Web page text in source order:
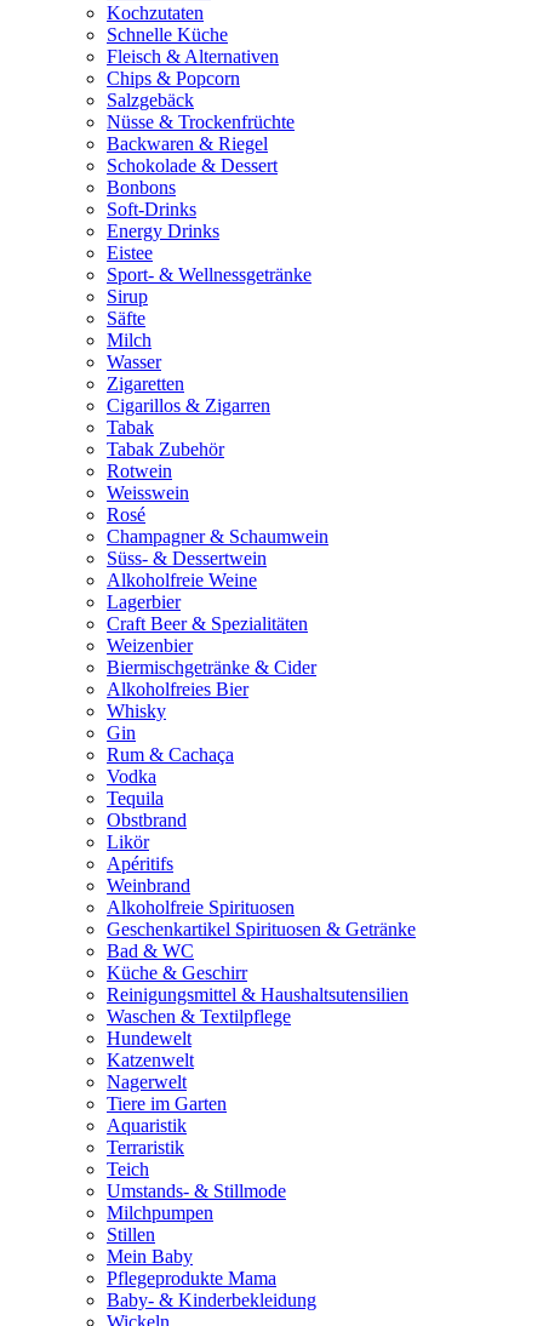
Kochzutaten
Schnelle Küche
Fleisch & Alternativen
Chips & Popcorn
Salzgebäck
Nüsse & Trockenfrüchte
Backwaren & Riegel
Schokolade & Dessert
Bonbons
Soft-Drinks
Energy Drinks
Eistee
Sport- & Wellnessgetränke
Sirup
Säfte
Milch
Wasser
Zigaretten
Cigarillos & Zigarren
Tabak
Tabak Zubehör
Rotwein
Weisswein
Rosé
Champagner & Schaumwein
Süss- & Dessertwein
Alkoholfreie Weine
Lagerbier
Craft Beer & Spezialitäten
Weizenbier
Biermischgetränke & Cider
Alkoholfreies Bier
Whisky
Gin
Rum & Cachaça
Vodka
Tequila
Obstbrand
Likör
Apéritifs
Weinbrand
Alkoholfreie Spirituosen
Geschenkartikel Spirituosen & Getränke
Bad & WC
Küche & Geschirr
Reinigungsmittel & Haushaltsutensilien
Waschen & Textilpflege
Hundewelt
Katzenwelt
Nagerwelt
Tiere im Garten
Aquaristik
Terraristik
Teich
Umstands- & Stillmode
Milchpumpen
Stillen
Mein Baby
Pflegeprodukte Mama
Baby- & Kinderbekleidung
Wickeln